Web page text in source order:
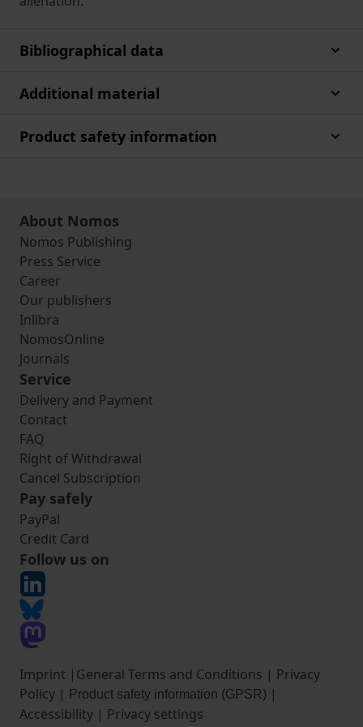
Bibliographical data
Additional material
Product safety information
About Nomos
Nomos Publishing
Press Service
Career
Our publishers
Inlibra
NomosOnline
Journals
Service
Delivery and Payment
Contact
FAQ
Right of Withdrawal
Cancel Subscription
Pay safely
PayPal
Credit Card
Follow us on
Imprint | General Terms and Conditions | Privacy
Policy | Product safety information (GPSR) |
Accessibility | Privacy settings